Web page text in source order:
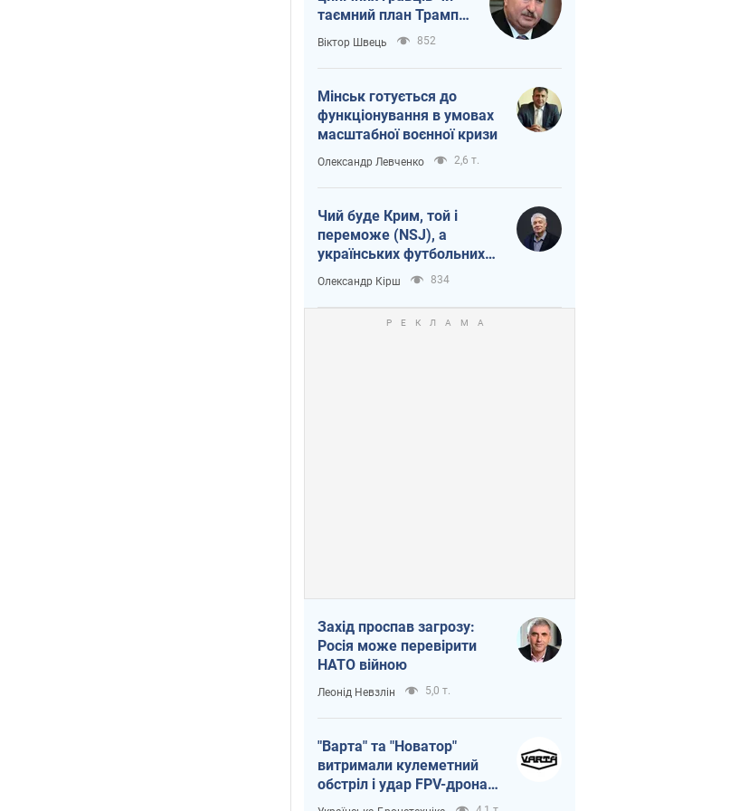
таємний план Трампа
і Путіна?
Віктор Швець 852
Мінськ готується до
функціонування в умовах
масштабної воєнної кризи
Олександр Левченко 2,6 т.
Чий буде Крим, той і
переможе (NSJ), а
українських футбольних
чиновників можуть
назвати вбивцями
Олександр Кірш 834
Захід проспав загрозу:
Росія може перевірити
НАТО війною
Леонід Невзлін 5,0 т.
"Варта" та "Новатор"
витримали кулеметний
обстріл і удар FPV-дрона,
врятувавши життя